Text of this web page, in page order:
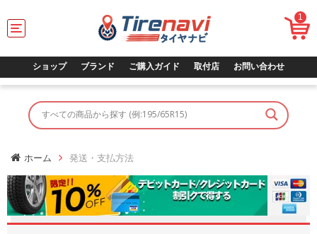
T
o
l
g
t
i
o
n
1
ショップ ブランド ご購入ガイド 取付店 お問い合わせ
ホーム 発送・支払方法